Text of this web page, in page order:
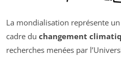
La mondialisation représente un
cadre du changement
recherches menées par